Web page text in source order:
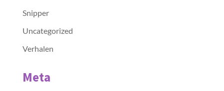
Snipper
Uncategorized
Verhalen
Meta